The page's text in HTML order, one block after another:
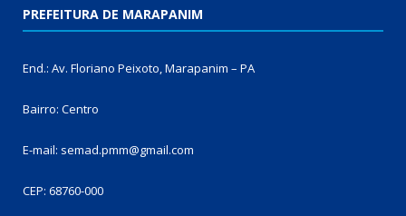
PREFEITURA DE MARAPANIM
End.: Av. Floriano Peixoto, Marapanim – PA
Bairro: Centro
E-mail: semad.pmm@gmail.com
CEP: 68760-000